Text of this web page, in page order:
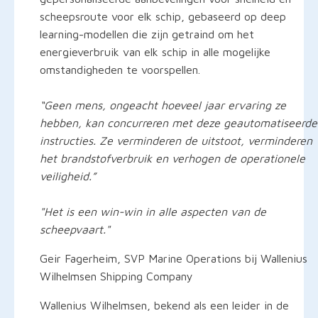
scheepsroute voor elk schip, gebaseerd op deep
learning-modellen die zijn getraind om het
energieverbruik van elk schip in alle mogelijke
omstandigheden te voorspellen.
“Geen mens, ongeacht hoeveel jaar ervaring ze
hebben, kan concurreren met deze geautomatiseerde
instructies. Ze verminderen de uitstoot, verminderen
het brandstofverbruik en verhogen de operationele
veiligheid.”
"Het is een win-win in alle aspecten van de
scheepvaart."
Geir Fagerheim, SVP Marine Operations bij Wallenius
Wilhelmsen Shipping Company
Wallenius Wilhelmsen, bekend als een leider in de